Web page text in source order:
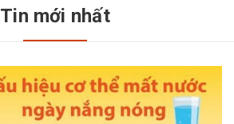
Tin mới nhất